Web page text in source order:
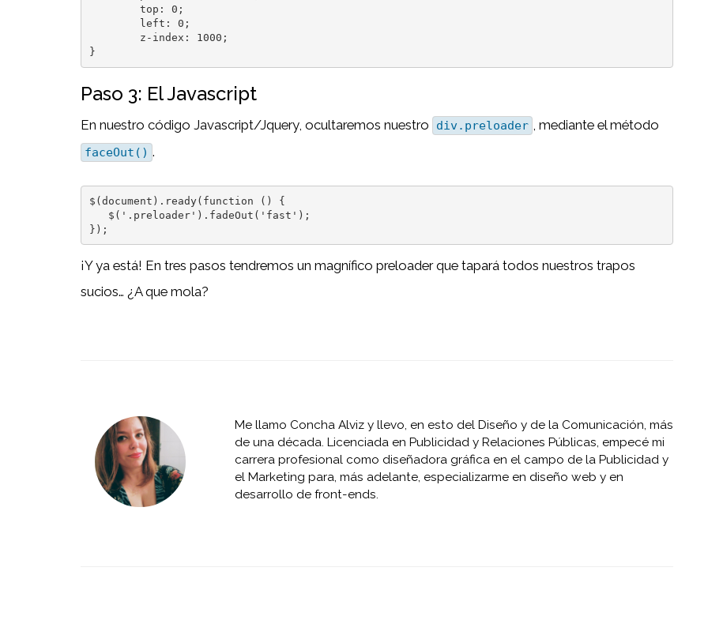
}
Paso 3: El Javascript
En nuestro código Javascript/Jquery, ocultaremos nuestro div.preloader , mediante el método
faceOut() .
$(document).ready(function () {
   $('.preloader').fadeOut('fast');
});
¡Y ya está! En tres pasos tendremos un magnífico preloader que tapará todos nuestros trapos
sucios… ¿A que mola?
Me llamo Concha Alviz y llevo, en esto del Diseño y de la Comunicación, más
de una década. Licenciada en Publicidad y Relaciones Públicas, empecé mi
carrera profesional como diseñadora gráfica en el campo de la Publicidad y
el Marketing para, más adelante, especializarme en diseño web y en
desarrollo de front-ends.